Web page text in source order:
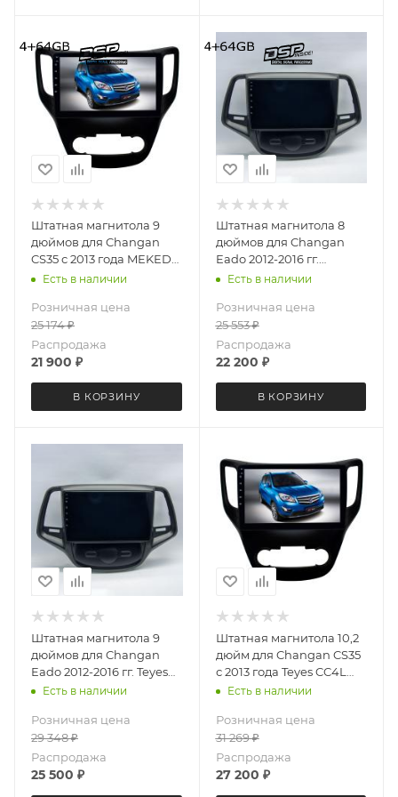
Штатная магнитола 9
дюймов для Changan
CS35 с 2013 года MEKEDE
X20-PRO 2789-6480
4+64 Gb 8 ядер
Есть в наличии
Розничная цена
25 174₽
Распродажа
21 900 ₽
В КОРЗИНУ
Штатная магнитола 8
дюймов для Changan
Eado 2012-2016 гг.
MEKEDE X20-PRO 4031-
13 4+64 Gb 8 ядер
Есть в наличии
Розничная цена
25 553₽
Распродажа
22 200 ₽
В КОРЗИНУ
Штатная магнитола 9
дюймов для Changan
Eado 2012-2016 гг. Teyes
CC4L 4031-6877 Android
Есть в наличии
Розничная цена
29 348₽
Распродажа
25 500 ₽
Штатная магнитола 10,2
дюйм для Changan CS35
с 2013 года Teyes CC4L
DTS Audio 2789-6878
Есть в наличии
Розничная цена
31 269₽
Распродажа
27 200 ₽